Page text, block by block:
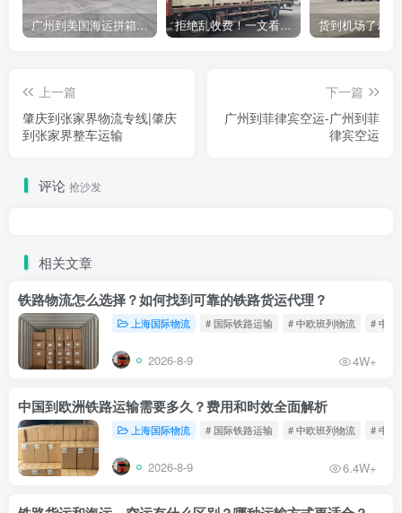
广州到美国海运拼箱多少钱？2024年最新运费构成+隐藏费用避坑指南 拒绝乱收费！一文看懂中国货代计费套路，教你避开所有隐形坑
上一篇
肇庆到张家界物流专线|肇庆
到张家界整车运输
下一篇
广州到菲律宾空运-广州到菲
律宾空运
评论 抢沙发
相关文章
铁路物流怎么选择？如何找到可靠的铁路货运代理？
上海国际物流 # 国际铁路运输 # 中欧班列物流 # 中欧
2026-8-9 4W+
中国到欧洲铁路运输需要多久？费用和时效全面解析
上海国际物流 # 国际铁路运输 # 中欧班列物流 # 中欧
2026-8-9 6.4W+